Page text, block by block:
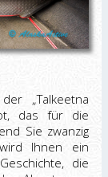
„Talkeetna
das für die
Sie zwanzig
Ihnen ein
die